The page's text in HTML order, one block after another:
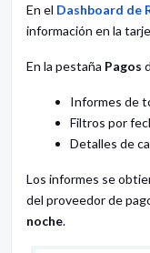
En el Dashboard de
información en la
En la pestaña Pagos
Informes de
Filtros por
Detalles de
Los informes se
del proveedor de
noche.